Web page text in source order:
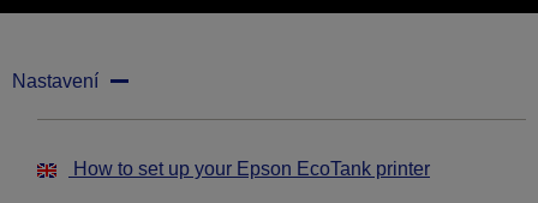
Nastavení
How to set up your Epson EcoTank printer